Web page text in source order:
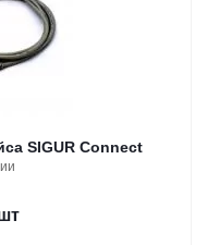
SIGUR Connect